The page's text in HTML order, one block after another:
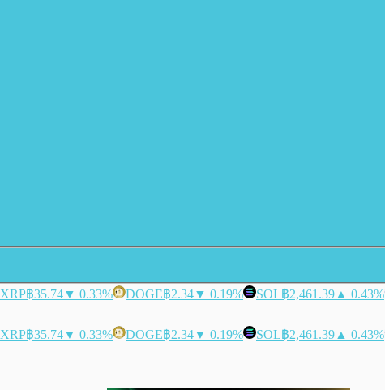
XRP฿35.74▼ 0.33% DOGE฿2.34▼ 0.19% SOL฿2,461.39 ▲ 0.43%
XRP฿35.74▼ 0.33% DOGE฿2.34▼ 0.19% SOL฿2,461.39 ▲ 0.43%